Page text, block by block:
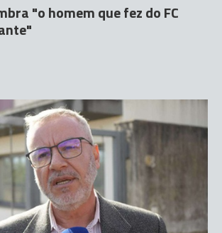
"o homem que fez do FC